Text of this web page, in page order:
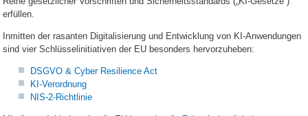
erfüllen.
Inmitten der rasanten Digitalisierung und Entwicklung von KI-Anwendungen
sind vier Schlüsselinitiativen der EU besonders hervorzuheben:
DSGVO & Cyber Resilience Act
KI-Verordnung
NIS-2-Richtlinie